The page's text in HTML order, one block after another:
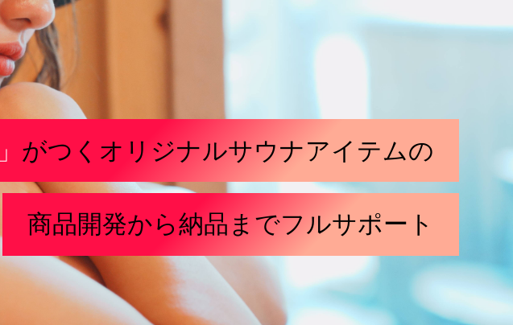
がつくオリジナルサウナアイテムの
商品開発から納品までフルサポート